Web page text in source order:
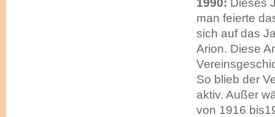
1990: Dieses
man feierte
sich auf das
Arion. Diese
So blieb der
aktiv. Außer
von 1916